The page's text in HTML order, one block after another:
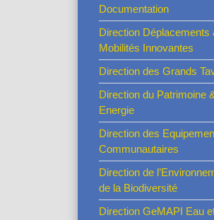
Documentation
Direction Déplacements
Mobilités Innovantes
Direction des Grands
Direction du Patrimoine
Energie
Direction des
Communautaires
Direction de
de la Biodiversité
Direction GeMAPI Eau